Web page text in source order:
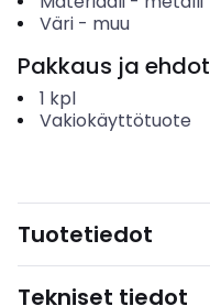
Väri- muu
Pakkaus ja ehdot
1 kpl
Vakiokäyttötuote
Tuotetiedot
Tekniset tiedot